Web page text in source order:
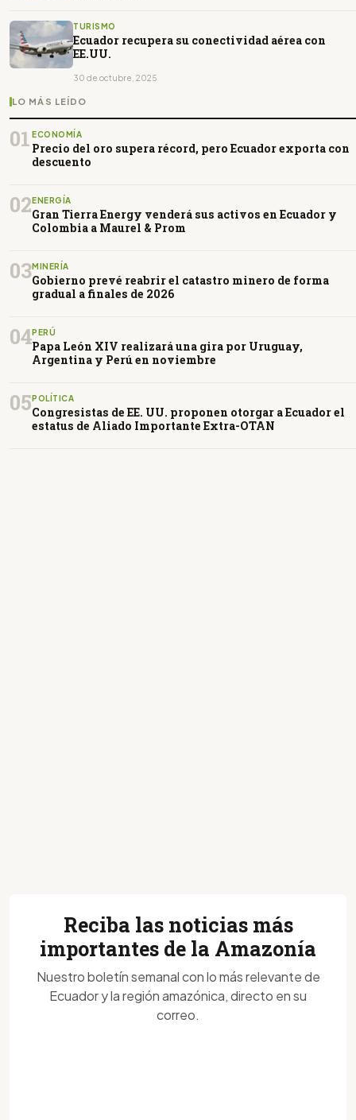
TURISMO
Ecuador recupera su conectividad aérea con
EE.UU.
30 de octubre, 2025
LO MÁS LEÍDO
01 ECONOMÍA
Precio del oro supera récord, pero Ecuador exporta con
descuento
02ENERGÍA
Gran Tierra Energy venderá sus activos en Ecuador y
Colombia a Maurel & Prom
03MINERÍA
Gobierno prevé reabrir el catastro minero de forma
gradual a finales de 2026
04PERÚ
Papa León XIV realizará una gira por Uruguay,
Argentina y Perú en noviembre
05POLÍTICA
Congresistas de EE. UU. proponen otorgar a Ecuador el
estatus de Aliado Importante Extra-OTAN
Reciba las noticias más
importantes de la Amazonía
Nuestro boletín semanal con lo más relevante de
Ecuador y la región amazónica, directo en su
correo.